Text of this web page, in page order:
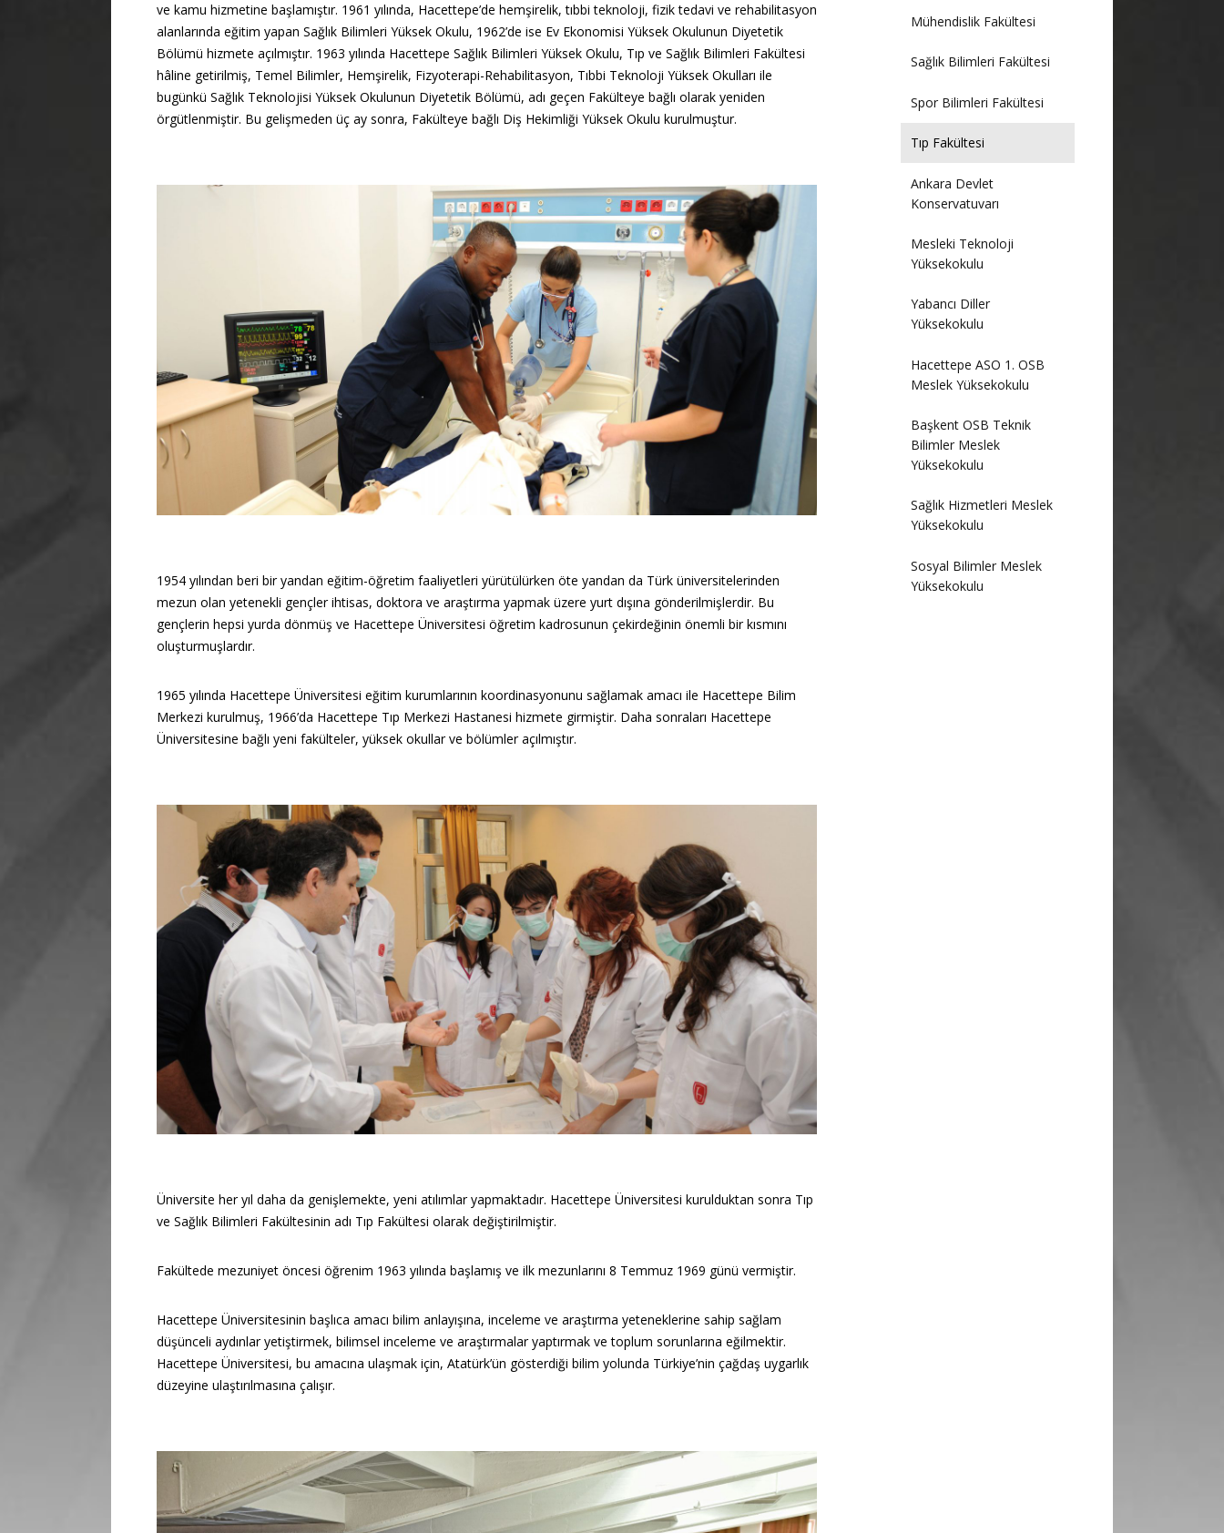
ve kamu hizmetine başlamıştır. 1961 yılında, Hacettepe’de hemşirelik, tıbbi teknoloji, fizik tedavi ve rehabilitasyon
alanlarında eğitim yapan Sağlık Bilimleri Yüksek Okulu, 1962’de ise Ev Ekonomisi Yüksek Okulunun Diyetetik
Bölümü hizmete açılmıştır. 1963 yılında Hacettepe Sağlık Bilimleri Yüksek Okulu, Tıp ve Sağlık Bilimleri Fakültesi
hâline getirilmiş, Temel Bilimler, Hemşirelik, Fizyoterapi-Rehabilitasyon, Tıbbi Teknoloji Yüksek Okulları ile
bugünkü Sağlık Teknolojisi Yüksek Okulunun Diyetetik Bölümü, adı geçen Fakülteye bağlı olarak yeniden
örgütlenmiştir. Bu gelişmeden üç ay sonra, Fakülteye bağlı Diş Hekimliği Yüksek Okulu kurulmuştur.
1954 yılından beri bir yandan eğitim-öğretim faaliyetleri yürütülürken öte yandan da Türk üniversitelerinden
mezun olan yetenekli gençler ihtisas, doktora ve araştırma yapmak üzere yurt dışına gönderilmişlerdir. Bu
gençlerin hepsi yurda dönmüş ve Hacettepe Üniversitesi öğretim kadrosunun çekirdeğinin önemli bir kısmını
oluşturmuşlardır.
1965 yılında Hacettepe Üniversitesi eğitim kurumlarının koordinasyonunu sağlamak amacı ile Hacettepe Bilim
Merkezi kurulmuş, 1966’da Hacettepe Tıp Merkezi Hastanesi hizmete girmiştir. Daha sonraları Hacettepe
Üniversitesine bağlı yeni fakülteler, yüksek okullar ve bölümler açılmıştır.
Üniversite her yıl daha da genişlemekte, yeni atılımlar yapmaktadır. Hacettepe Üniversitesi kurulduktan sonra Tıp
ve Sağlık Bilimleri Fakültesinin adı Tıp Fakültesi olarak değiştirilmiştir.
Fakültede mezuniyet öncesi öğrenim 1963 yılında başlamış ve ilk mezunlarını 8 Temmuz 1969 günü vermiştir.
Hacettepe Üniversitesinin başlıca amacı bilim anlayışına, inceleme ve araştırma yeteneklerine sahip sağlam
düşünceli aydınlar yetiştirmek, bilimsel inceleme ve araştırmalar yaptırmak ve toplum sorunlarına eğilmektir.
Hacettepe Üniversitesi, bu amacına ulaşmak için, Atatürk’ün gösterdiği bilim yolunda Türkiye’nin çağdaş uygarlık
düzeyine ulaştırılmasına çalışır.
Mühendislik Fakültesi
Sağlık Bilimleri Fakültesi
Spor Bilimleri Fakültesi
Tıp Fakültesi
Ankara Devlet
Konservatuvarı
Mesleki Teknoloji
Yüksekokulu
Yabancı Diller
Yüksekokulu
Hacettepe ASO 1. OSB
Meslek Yüksekokulu
Başkent OSB Teknik
Bilimler Meslek
Yüksekokulu
Sağlık Hizmetleri Meslek
Yüksekokulu
Sosyal Bilimler Meslek
Yüksekokulu